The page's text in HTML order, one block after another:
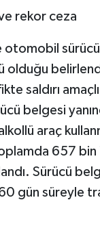
rekor ceza
otomobil
olduğu
saldırı
belgesi
araç
657 bin
Sürücü
gün süreyle